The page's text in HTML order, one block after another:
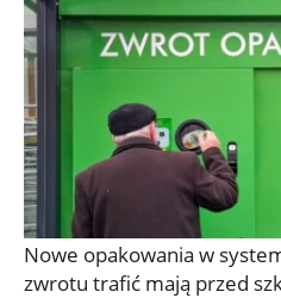
Nowe opakowania w
zwrotu trafić mają przed